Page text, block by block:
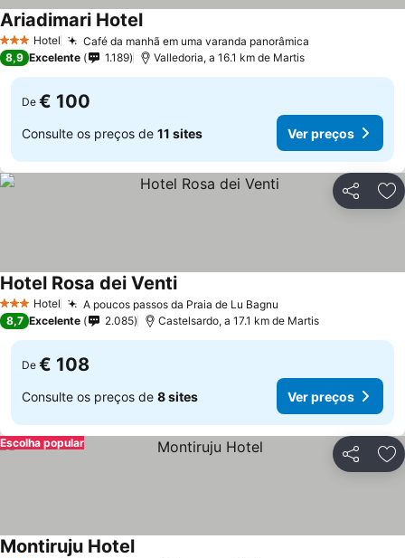
3 EstrelasHotel Café da manhã em uma varanda panorâmica
Ariadimari Hotel
8,9 Excelente 1.189 Valledoria, a 16.1 km de Martis
De € 100
Consulte os preços de 11 sites Ver preços
Partilhar
3 EstrelasHotel A poucos passos da Praia de Lu Bagnu
Hotel Rosa dei Venti
8,7 Excelente 2.085 Castelsardo, a 17.1 km de Martis
De € 108
Consulte os preços de 8 sites Ver preços
Partilhar
Escolha popular
Montiruju Hotel